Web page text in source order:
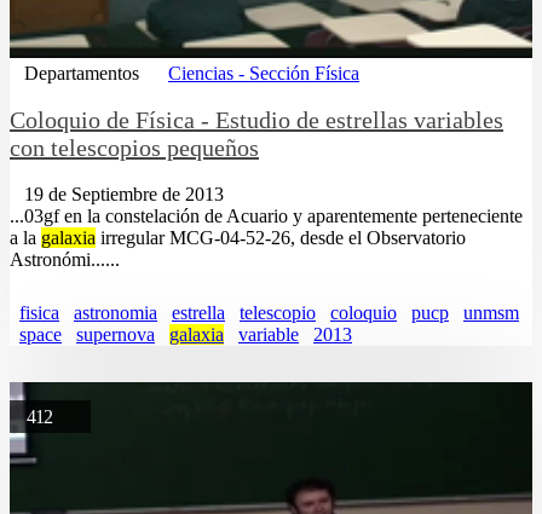
Departamentos Ciencias - Sección Física
Coloquio de Física - Estudio de estrellas variables
con telescopios pequeños
19 de Septiembre de 2013
...03gf en la constelación de Acuario y aparentemente perteneciente
a la galaxia irregular MCG-04-52-26, desde el Observatorio
Astronómi......
fisica astronomia estrella telescopio coloquio pucp
unmsm
space
supernova galaxia variable 2013
412